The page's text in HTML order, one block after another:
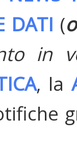
DATI (
in
, la